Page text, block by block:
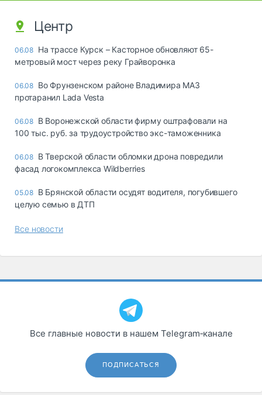
Центр
06.08 На трассе Курск – Касторное обновляют 65-
метровый мост через реку Грайворонка
06.08 Во Фрунзенском районе Владимира МАЗ
протаранил Lada Vesta
06.08 В Воронежской области фирму оштрафовали на
100 тыс. руб. за трудоустройство экс-таможенника
06.08 В Тверской области обломки дрона повредили
фасад логокомплекса Wildberries
05.08 В Брянской области осудят водителя, погубившего
целую семью в ДТП
Все новости
Все главные новости в нашем Telegram‑канале
ПОДПИСАТЬСЯ